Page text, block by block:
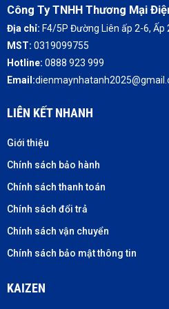
Công Ty TNHH Thương Mại
Địa chỉ: F4/5P Đường Liên ấp 2-6, Ấp
MST: 0319099755
Hotline: 0888 923 999
Email:
LIÊN KẾT NHANH
Giới thiệu
Chính sách bảo hành
Chính sách thanh toán
Chính sách đổi trả
Chính sách vận chuyển
Chính sách bảo mật thông tin
KAIZEN